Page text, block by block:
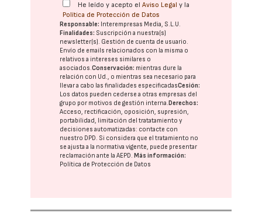
He leído y acepto elAviso Legal y la
Política de Protección de Datos
Responsable: Interempresas Media, S.L.U.
Finalidades: Suscripción a nuestra(s)
newsletter(s). Gestión de cuenta de usuario.
Envío de emails relacionados con la misma o
relativos a intereses similares o
asociados.Conservación: mientras dure la
relación con Ud., o mientras sea necesario para
llevar a cabo las finalidades especificadasCesión:
Los datos pueden cederse a otras empresas del
grupo por motivos de gestión interna. Derechos:
Acceso, rectificación, oposición, supresión,
portabilidad, limitación del tratatamiento y
decisiones automatizadas: contacte con
nuestro DPD. Si considera que el tratamiento no
se ajusta a la normativa vigente, puede presentar
reclamación ante laAEPD. Más información:
Política de Protección de Datos